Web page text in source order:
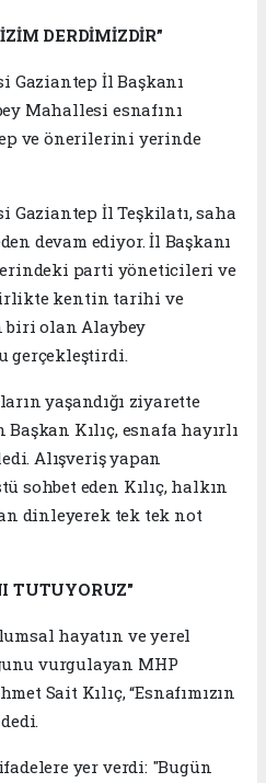
DERDİMİZDİR”
İl Başkanı
Mahallesi esnafını
ve önerilerini yerinde
İl Teşkilatı, saha
devam ediyor. İl Başkanı
parti yöneticileri ve
kentin tarihi ve
olan Alaybey
gerçekleştirdi.
yaşandığı ziyarette
Kılıç, esnafa hayırlı
Alışveriş yapan
sohbet eden Kılıç, halkın
dinleyerek tek tek not
TUTUYORUZ"
hayatın ve yerel
vurgulayan MHP
Sait Kılıç, “Esnafımızın
yer verdi: "Bugün